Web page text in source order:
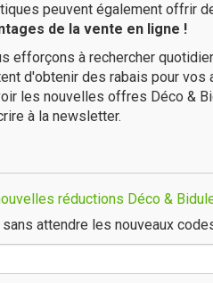
peuvent également offrir
de la vente en ligne !
efforçons à rechercher
d'obtenir des rabais pour vos
les nouvelles offres Déco &
à la newsletter.
réductions Déco &
attendre les nouveaux